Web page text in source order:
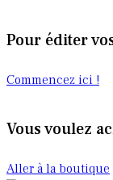
Pour éditer
Commencez ici !
Vous voulez
Aller à la boutique